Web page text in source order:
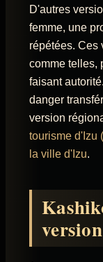
D'autres
femme, une
répétées. Ces
comme telles,
faisant
danger
version
tourisme d'Izu
la ville d'Izu.